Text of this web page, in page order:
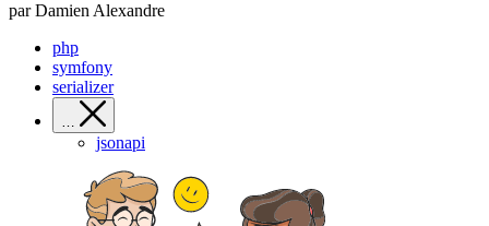
par Damien Alexandre
php
symfony
serializer
…
jsonapi